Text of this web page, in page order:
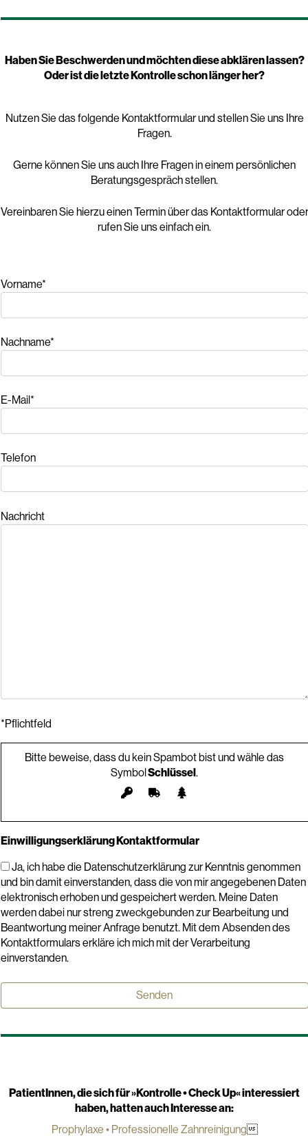
Haben Sie Beschwerden und möchten diese abklären lassen?
Oder ist die letzte Kontrolle schon länger her?
Nutzen Sie das folgende Kontaktformular und stellen Sie uns Ihre
Fragen.
Gerne können Sie uns auch Ihre Fragen in einem persönlichen
Beratungsgespräch stellen.
Vereinbaren Sie hierzu einen Termin über das Kontaktformular oder
rufen Sie uns einfach ein.
Vorname*
Nachname*
E-Mail*
Telefon
Nachricht
*Pflichtfeld
Bitte beweise, dass du kein Spambot bist und wähle das
SymbolSchlüssel.
Einwilligungserklärung Kontaktformular
Ja, ich habe die Datenschutzerklärung zur Kenntnis genommen
und bin damit einverstanden, dass die von mir angegebenen Daten
elektronisch erhoben und gespeichert werden. Meine Daten
werden dabei nur streng zweckgebunden zur Bearbeitung und
Beantwortung meiner Anfrage benutzt. Mit dem Absenden des
Kontaktformulars erkläre ich mich mit der Verarbeitung
einverstanden.
PatientInnen, die sich für »Kontrolle • Check Up« interessiert
haben, hatten auch Interesse an:
Prophylaxe • Professionelle Zahnreinigung